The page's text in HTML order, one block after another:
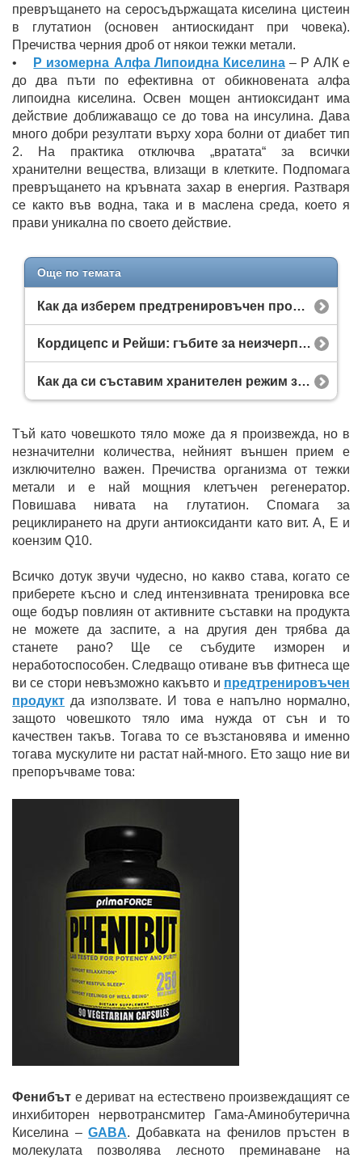
превръщането на серосъдържащата киселина цистеин
в глутатион (основен антиоскидант при човека).
Пречиства черния дроб от някои тежки метали.
•
Р изомерна Алфа Липоидна Киселина– Р АЛК е
до два пъти по ефективна от обикновената алфа
липоидна киселина. Освен мощен антиоксидант има
действие доближаващо се до това на инсулина. Дава
много добри резултати върху хора болни от диабет тип
2. На практика отключва „вратата“ за всички
хранителни вещества, влизащи в клетките. Подпомага
превръщането на кръвната захар в енергия. Разтваря
се както във водна, така и в маслена среда, което я
прави уникална по своето действие.
Още по темата
Как да изберем предтренировъчен продукт? Разликата между напомпващи и енергийни бустери
Кордицепс и Рейши: гъбите за неизчерпаема енергия и желязно здраве
Как да си съставим хранителен режим за отслабване: стъпка по стъпка + примерно меню
Тъй като човешкото тяло може да я произвежда, но в
незначителни количества, нейният външен прием е
изключително важен. Пречиства организма от тежки
метали и е най мощния клетъчен регенератор.
Повишава нивата на глутатион. Спомага за
рециклирането на други антиоксиданти като вит. А, Е и
коензим Q10.
Всичко дотук звучи чудесно, но какво става, когато се
приберете късно и след интензивната тренировка все
още бодър повлиян от активните съставки на продукта
не можете да заспите, а на другия ден трябва да
станете рано? Ще се събудите изморен и
неработоспособен. Следващо отиване във фитнеса ще
ви се стори невъзможно какъвто и предтренировъчен
продукт да използвате. И това е напълно нормално,
защото човешкото тяло има нужда от сън и то
качествен такъв. Тогава то се възстановява и именно
тогава мускулите ни растат най-много. Ето защо ние ви
препоръчваме това:
Фенибът е дериват на естествено произвеждащият се
инхибиторен нервотрансмитер Гама-Аминобутерична
Киселина –GABA. Добавката на фенилов пръстен в
молекулата позволява лесното преминаване на